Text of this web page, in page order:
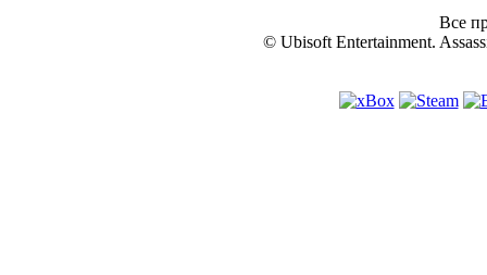
Все
© Ubisoft Entertainment.